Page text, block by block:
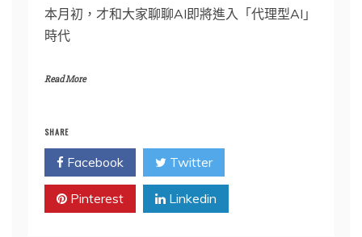
本月初，才和大家聊聊AI即將進入「代理型AI」
時代
Read More
SHARE
Facebook Twitter
Pinterest Linkedin